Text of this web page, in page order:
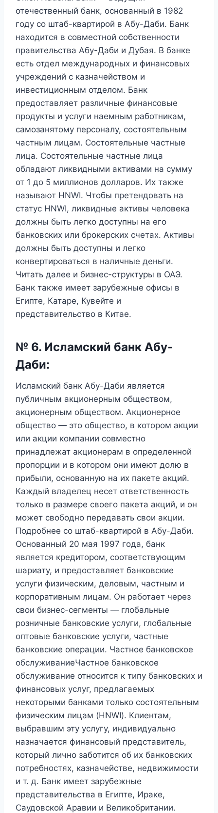
отечественный банк, основанный в 1982
году со штаб-квартирой в Абу-Даби. Банк
находится в совместной собственности
правительства Абу-Даби и Дубая. В банке
есть отдел международных и финансовых
учреждений с казначейством и
инвестиционным отделом. Банк
предоставляет различные финансовые
продукты и услуги наемным работникам,
самозанятому персоналу, состоятельным
частным лицам. Состоятельные частные
лица. Состоятельные частные лица
обладают ликвидными активами на сумму
от 1 до 5 миллионов долларов. Их также
называют HNWI. Чтобы претендовать на
статус HNWI, ликвидные активы человека
должны быть легко доступны на его
банковских или брокерских счетах. Активы
должны быть доступны и легко
конвертироваться в наличные деньги.
Читать далее и бизнес-структуры в ОАЭ.
Банк также имеет зарубежные офисы в
Египте, Катаре, Кувейте и
представительство в Китае.
№ 6. Исламский банк Абу-
Даби:
Исламский банк Абу-Даби является
публичным акционерным обществом,
акционерным обществом. Акционерное
общество — это общество, в котором акции
или акции компании совместно
принадлежат акционерам в определенной
пропорции и в котором они имеют долю в
прибыли, основанную на их пакете акций.
Каждый владелец несет ответственность
только в размере своего пакета акций, и он
может свободно передавать свои акции.
Подробнее со штаб-квартирой в Абу-Даби.
Основанный 20 мая 1997 года, банк
является кредитором, соответствующим
шариату, и предоставляет банковские
услуги физическим, деловым, частным и
корпоративным лицам. Он работает через
свои бизнес-сегменты — глобальные
розничные банковские услуги, глобальные
оптовые банковские услуги, частные
банковские операции. Частное банковское
обслуживаниеЧастное банковское
обслуживание относится к типу банковских и
финансовых услуг, предлагаемых
некоторыми банками только состоятельным
физическим лицам (HNWI). Клиентам,
выбравшим эту услугу, индивидуально
назначается финансовый представитель,
который лично заботится об их банковских
потребностях, казначействе, недвижимости
и т. д. Банк имеет зарубежные
представительства в Египте, Ираке,
Саудовской Аравии и Великобритании.